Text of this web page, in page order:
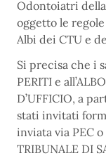
Odontoiatri
oggetto le
Albi dei CTU e
Si precisa che i
PERITI e
D’UFFICIO, a
stati invitati
inviata via PEC
TRIBUNALE DI